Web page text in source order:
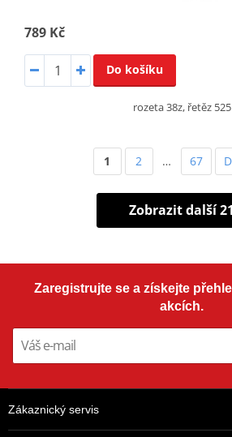
789 Kč
Do košíku
rozeta 38z, řetěz 525
1 2 … 67
Zobrazit další 21
Zaregistrujte se a získejte
akcích.
Zákaznický servis